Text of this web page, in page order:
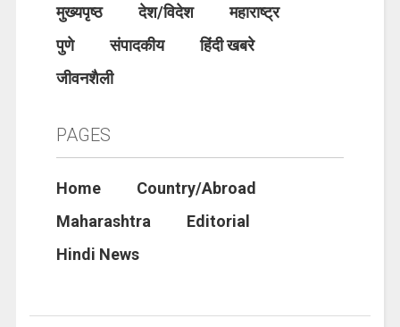
मुख्यपृष्ठ देश/विदेश
महाराष्ट्र
पुणे
संपादकीय
हिंदी खबरे
जीवनशैली
PAGES
Home
Country/Abroad
Maharashtra
Editorial
Hindi News